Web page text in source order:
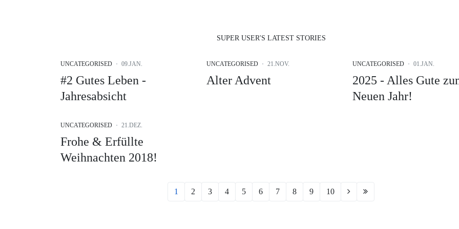
SUPER USER'S LATEST STORIES
UNCATEGORISED 09.JAN.
#2 Gutes Leben -
Jahresabsicht
UNCATEGORISED 21.NOV.
Alter Advent
UNCATEGORISED 01.JAN.
2025 - Alles Gute
Neuen Jahr!
UNCATEGORISED 21.DEZ.
Frohe & Erfüllte
Weihnachten 2018!
1 2 3 4 5 6 7 8 9 10